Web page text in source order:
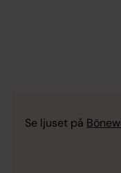
Se ljuset på